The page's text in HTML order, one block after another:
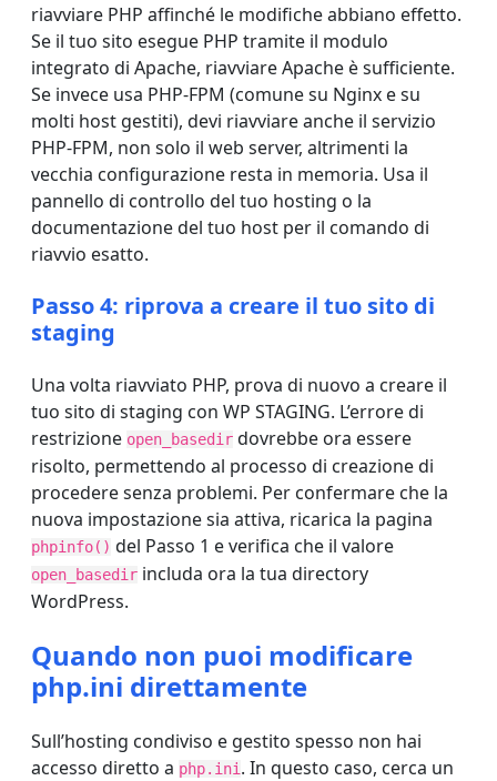
riavviare PHP affinché le modifiche abbiano effetto.
Se il tuo sito esegue PHP tramite il modulo
integrato di Apache, riavviare Apache è sufficiente.
Se invece usa PHP-FPM (comune su Nginx e su
molti host gestiti), devi riavviare anche il servizio
PHP-FPM, non solo il web server, altrimenti la
vecchia configurazione resta in memoria. Usa il
pannello di controllo del tuo hosting o la
documentazione del tuo host per il comando di
riavvio esatto.
Passo 4: riprova a creare il tuo sito di
staging
Una volta riavviato PHP, prova di nuovo a creare il
tuo sito di staging con WP STAGING. L’errore di
restrizione open_basedir dovrebbe ora essere
risolto, permettendo al processo di creazione di
procedere senza problemi. Per confermare che la
nuova impostazione sia attiva, ricarica la pagina
phpinfo() del Passo 1 e verifica che il valore
open_basedir includa ora la tua directory
WordPress.
Quando non puoi modificare
php.ini direttamente
Sull’hosting condiviso e gestito spesso non hai
accesso diretto a php.ini . In questo caso, cerca un